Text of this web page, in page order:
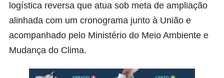
logística reversa que atua sob meta de ampliação
alinhada com um cronograma junto à União e
acompanhado pelo Ministério do Meio Ambiente e
Mudança do Clima.